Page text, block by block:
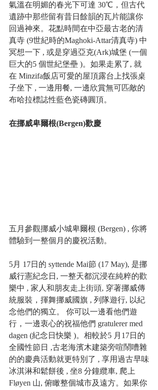
氣溫在明媚的春光下可達 30℃，但古代
遺跡中那些留有昔日餘韻的瓦片能讓你
回過神來。花點時間在中亞最古老的清
真寺 (9世紀時的Maghoki-Attar清真寺) 中
冥想一下 , 或是穿過亞克(Ark)城堡 (一個
巨大的5 個世紀堡壘 )。如果走累了, 就
在 Minzifa飯店可愛的屋頂露台上找張桌
子坐下 , 一邊用餐, 一邊欣賞無可匹敵的
布哈拉標誌性藍色瓷磚圓頂。
在挪威卑爾根(Bergen)歡慶
五月參觀挪威小城卑爾根 (Bergen) , 你將
體驗到一整個月的慶祝活動。
5月 17日的 syttende Mai節 (17 May), 是挪
威行憲紀念日, 一整天都沉浸在純粹的歡
樂中 , 家人和朋友走上街頭, 穿著挪威傳
統服裝，揮舞挪威國旗 , 列隊遊行, 以紀
念他們的獨立。 你可以一邊看他們遊
行，一邊衷心的祝福他們 gratulerer med
dagen (紀念日快樂 )。相較於5 月17日的
全國性節日 ,古老海濱木建築旁喧鬧嘈雜
的的慶典活動就更特別了 , 享用過古早味
冰淇淋和鬆餅後 , 坐8 分鐘纜車, 爬上
Fløyen 山, 俯瞰整個城市及遠方。如果你